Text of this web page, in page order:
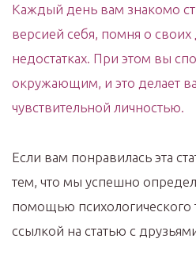
Каждый день вам знакомо
версией себя, помня о своих
недостатках. При этом вы
окружающим, и это делает
чувствительной личностью.
Если вам понравилась эта
тем, что мы успешно
помощью психологического
ссылкой на статью с